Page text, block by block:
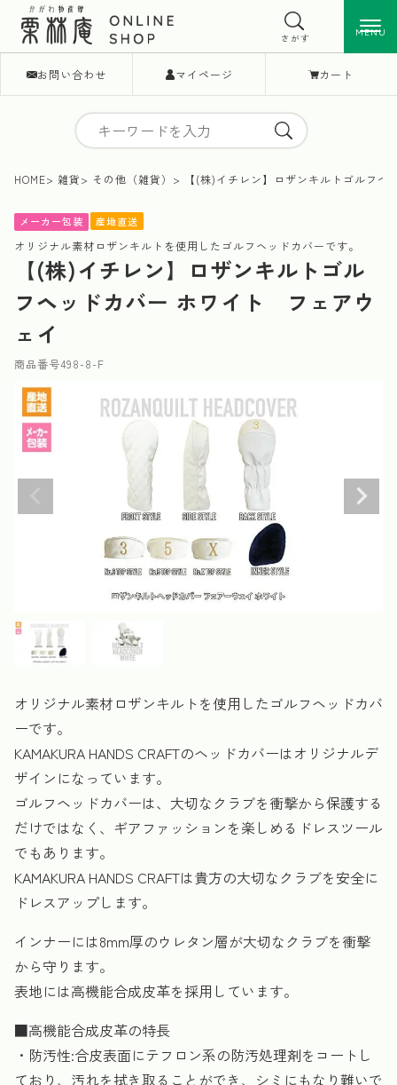
お問い合わせ マイページ カート
MENU
さがす MENU
HOME 雑貨 その他（雑貨） 【(株)イチレン】ロザンキルトゴルフ
メーカー包装 産地直送
オリジナル素材ロザンキルトを使用したゴルフヘッドカバーです。
【(株)イチレン】ロザンキルトゴル
フヘッドカバー ホワイト フェアウ
ェイ
商品番号498-8-F
オリジナル素材ロザンキルトを使用したゴルフヘッドカバ
ーです。
KAMAKURA HANDS CRAFTのヘッドカバーはオリジナルデ
ザインになっています。
ゴルフヘッドカバーは、大切なクラブを衝撃から保護する
だけではなく、ギアファッションを楽しめるドレスツール
でもあります。
KAMAKURA HANDS CRAFTは貴方の大切なクラブを安全に
ドレスアップします。
インナーには8mm厚のウレタン層が大切なクラブを衝撃
から守ります。
表地には高機能合成皮革を採用しています。
■高機能合成皮革の特長
・防汚性:合皮表面にテフロン系の防汚処理剤をコートし
ており、汚れを拭き取ることができ、シミにもなり難いで